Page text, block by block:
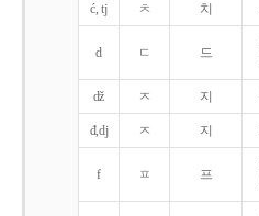
ć, tj ㅊ 치
d ㄷ 드
dž ㅈ 지
đ,dj ㅈ 지
f ㅍ 프